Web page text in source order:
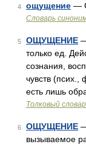
4 ощущение —
Словарь
5 ОЩУЩЕНИЕ
только ед.
сознания,
чувств
есть лишь
Толковый
6 ОЩУЩЕНИЕ
вызываемое